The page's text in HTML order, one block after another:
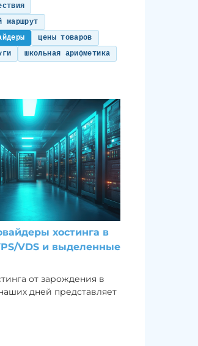
маршрут
цены товаров
школьная арифметика
хостинга в
VDS и выделенные
от зарождения в
дней представляет